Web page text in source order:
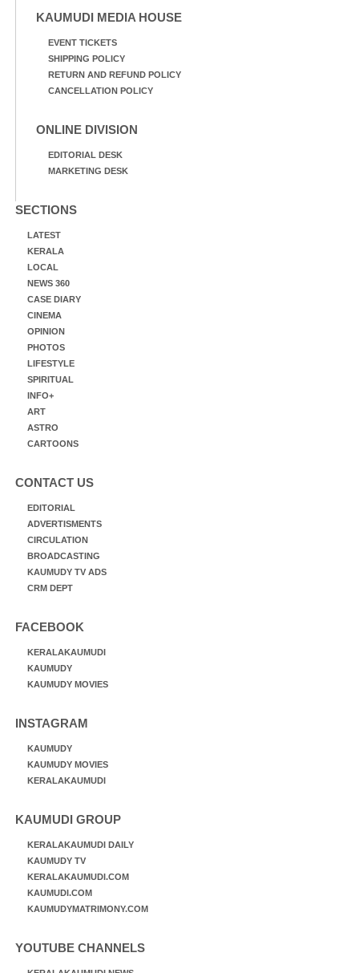
KAUMUDI MEDIA HOUSE
EVENT TICKETS
SHIPPING POLICY
RETURN AND REFUND POLICY
CANCELLATION POLICY
ONLINE DIVISION
EDITORIAL DESK
MARKETING DESK
SECTIONS
LATEST
KERALA
LOCAL
NEWS 360
CASE DIARY
CINEMA
OPINION
PHOTOS
LIFESTYLE
SPIRITUAL
INFO+
ART
ASTRO
CARTOONS
CONTACT US
EDITORIAL
ADVERTISMENTS
CIRCULATION
BROADCASTING
KAUMUDY TV ADS
CRM DEPT
FACEBOOK
KERALAKAUMUDI
KAUMUDY
KAUMUDY MOVIES
INSTAGRAM
KAUMUDY
KAUMUDY MOVIES
KERALAKAUMUDI
KAUMUDI GROUP
KERALAKAUMUDI DAILY
KAUMUDY TV
KERALAKAUMUDI.COM
KAUMUDI.COM
KAUMUDYMATRIMONY.COM
YOUTUBE CHANNELS